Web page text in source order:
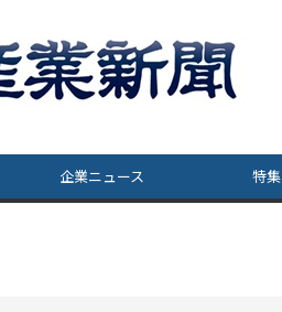
企業ニュース 特集